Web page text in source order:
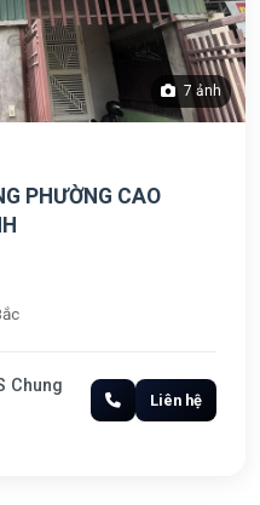
7 ảnh
PHƯỜNG CAO
Chung
Liên hệ